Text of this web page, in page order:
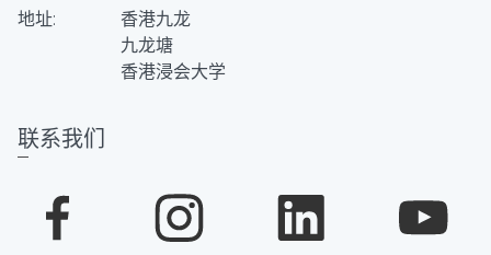
地址:
香港九龙
九龙塘
香港浸会大学
联系我们